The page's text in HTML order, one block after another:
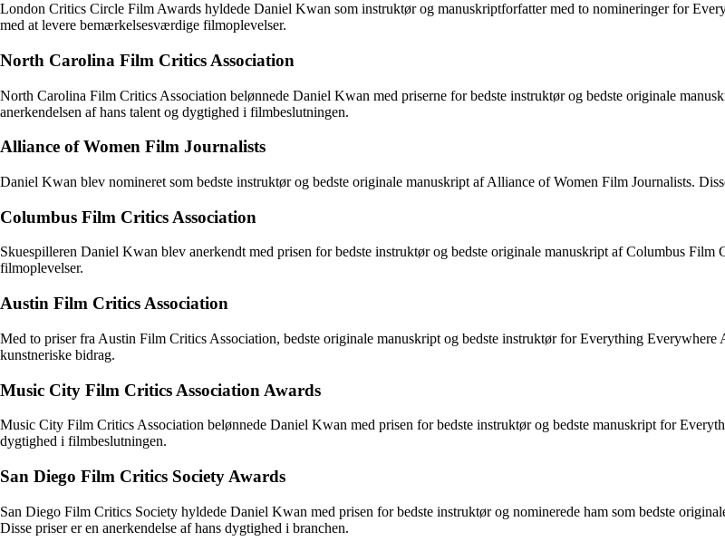
London Critics Circle Film Awards hyldede Daniel Kwan som instruktør og manuskriptforfatter med to nomineringer for
med at levere bemærkelsesværdige filmoplevelser.
North Carolina Film Critics Association
North Carolina Film Critics Association belønnede Daniel Kwan med priserne for bedste instruktør og bedste originale
anerkendelsen af hans talent og dygtighed i filmbeslutningen.
Alliance of Women Film Journalists
Daniel Kwan blev nomineret som bedste instruktør og bedste originale manuskript af Alliance of Women Film Journalists.
Columbus Film Critics Association
Skuespilleren Daniel Kwan blev anerkendt med prisen for bedste instruktør og bedste originale manuskript af Columbus
filmoplevelser.
Austin Film Critics Association
Med to priser fra Austin Film Critics Association, bedste originale manuskript og bedste instruktør for Everything
kunstneriske bidrag.
Music City Film Critics Association Awards
Music City Film Critics Association belønnede Daniel Kwan med prisen for bedste instruktør og bedste manuskript for
dygtighed i filmbeslutningen.
San Diego Film Critics Society Awards
San Diego Film Critics Society hyldede Daniel Kwan med prisen for bedste instruktør og nominerede ham som bedste
Disse priser er en anerkendelse af hans dygtighed i branchen.